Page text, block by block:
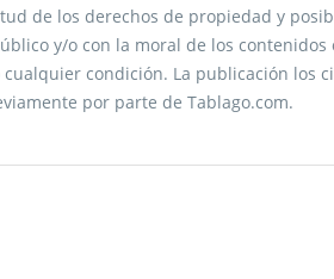
de los derechos de propiedad y
y/o con la moral de los contenidos
condición. La publicación los
por parte de Tablago.com.